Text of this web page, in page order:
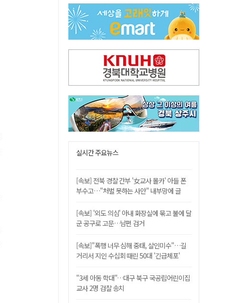
이의준 전 경북도 새마을봉사과장, 제28대 울릉군 부군수 취임
外人 한 달 새 8000억 담았는데…LG이노텍 목표주가는 왜 엇갈릴까
정청래, 靑 겨냥... "신천지·레버리지·호남 반도체 겁박 사과하라"
실시간 주요뉴스
[속보] 전북 경찰 간부 '女교사 몰카' 아들 폰
부수고…"처벌 못하는 사안" 내부망에 글
[속보] '외도 의심' 아내 화장실에 묶고 불에 달
군 공구로 고문…남편 검거
[속보]"폭행 너무 심해 중태, 살인미수"…길
거리서 지인 수십회 때린 50대 '긴급체포'
"3세 아동 학대"…대구 북구 국공립어린이집
교사 2명 검찰 송치